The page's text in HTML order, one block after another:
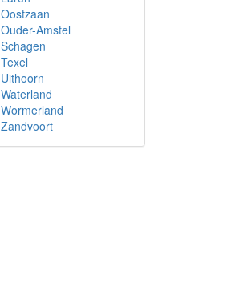
Oostzaan
Ouder-Amstel
Schagen
Texel
Uithoorn
Waterland
Wormerland
Zandvoort